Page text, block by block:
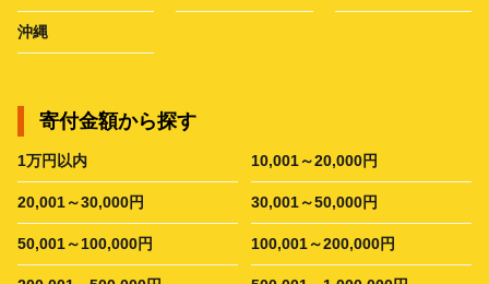
沖縄
寄付金額から探す
1万円以内 10,001～20,000円
20,001～30,000円 30,001～50,000円
50,001～100,000円 100,001～200,000円